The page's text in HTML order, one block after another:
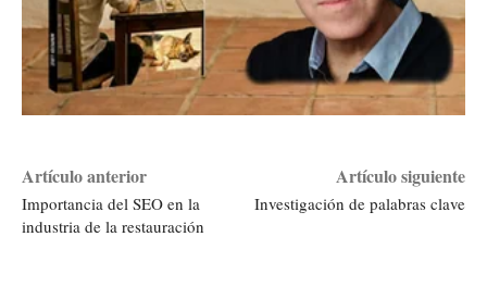
Artículo anterior
Importancia del SEO en la
industria de la restauración
Artículo siguiente
Investigación de palabras clave